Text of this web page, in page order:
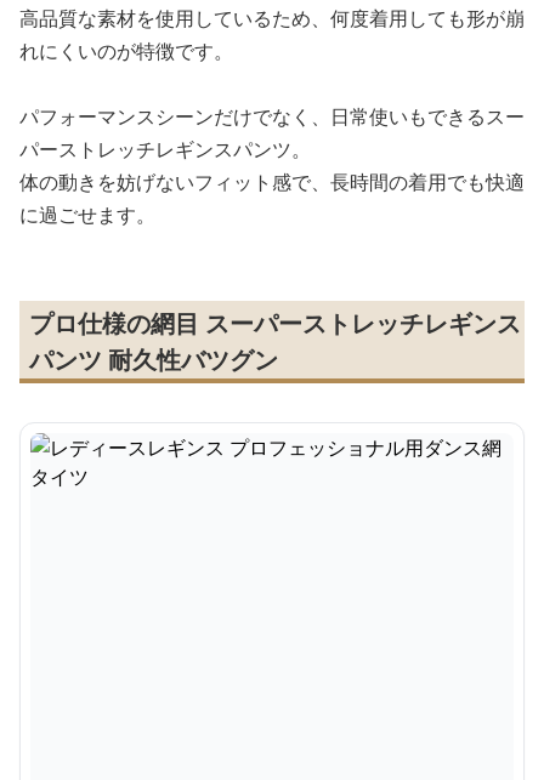
高品質な素材を使用しているため、何度着用しても形が崩
れにくいのが特徴です。
パフォーマンスシーンだけでなく、日常使いもできるスー
パーストレッチレギンスパンツ。
体の動きを妨げないフィット感で、長時間の着用でも快適
に過ごせます。
プロ仕様の網目 スーパーストレッチレギンス
パンツ 耐久性バツグン